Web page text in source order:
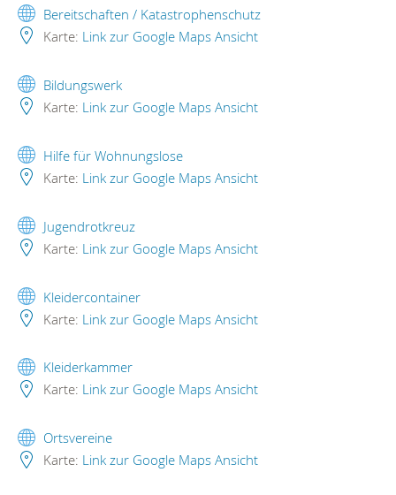
Bereitschaften / Katastrophenschutz
Karte: Link zur Google Maps Ansicht
Bildungswerk
Karte: Link zur Google Maps Ansicht
Hilfe für Wohnungslose
Karte: Link zur Google Maps Ansicht
Jugendrotkreuz
Karte: Link zur Google Maps Ansicht
Kleidercontainer
Karte: Link zur Google Maps Ansicht
Kleiderkammer
Karte: Link zur Google Maps Ansicht
Ortsvereine
Karte: Link zur Google Maps Ansicht